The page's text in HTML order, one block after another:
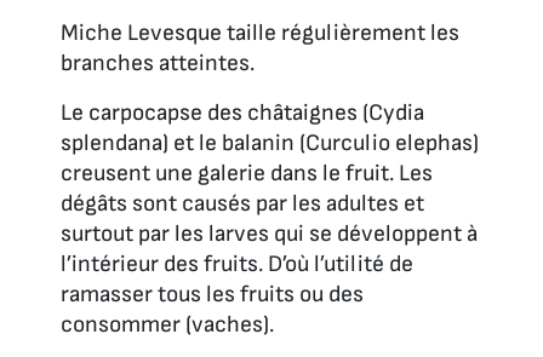
Miche Levesque taille régulièrement les
branches atteintes.
Le carpocapse des châtaignes (Cydia
splendana) et le balanin (Curculio elephas)
creusent une galerie dans le fruit. Les
dégâts sont causés par les adultes et
surtout par les larves qui se développent à
l’intérieur des fruits. D’où l’utilité de
ramasser tous les fruits ou des
consommer (vaches).